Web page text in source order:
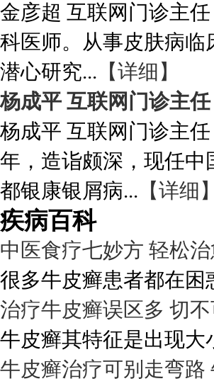
金彦超 互联网门诊主
科医师。从事皮肤病临
潜心研究... 【详细】
杨成平 互联网门诊主任
杨成平 互联网门诊主
年，造诣颇深，现任
都银康银屑病... 【详细】
疾病百科
中医食疗七妙方 轻松
很多牛皮癣患者都在困
治疗牛皮癣误区多 切
牛皮癣其特征是出现大
牛皮癣治疗可别走弯路